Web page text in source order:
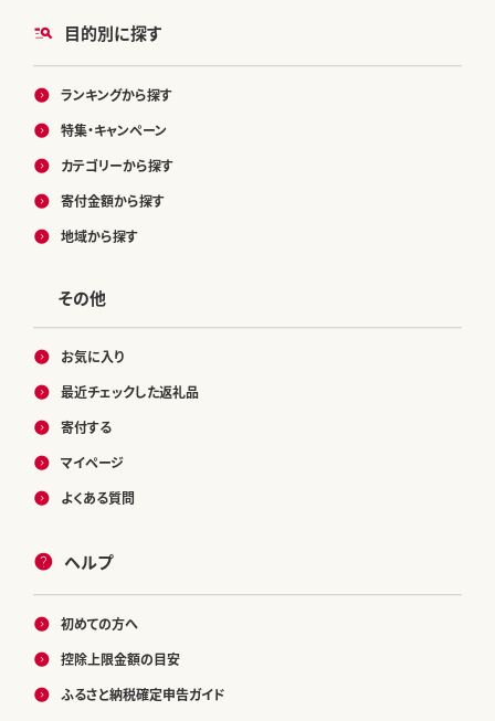
目的別に探す
ランキングから探す
特集・キャンペーン
カテゴリーから探す
寄付金額から探す
地域から探す
その他
お気に入り
最近チェックした返礼品
寄付する
マイページ
よくある質問
ヘルプ
初めての方へ
控除上限金額の目安
ふるさと納税確定申告ガイド